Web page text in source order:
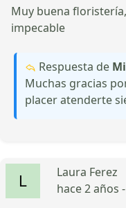
Muy buena
impecable
Respuesta de
Muchas gracias
placer atenderte
Laura Ferez
hace 2 años -